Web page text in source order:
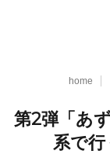
home
第2弾「あ
系で行